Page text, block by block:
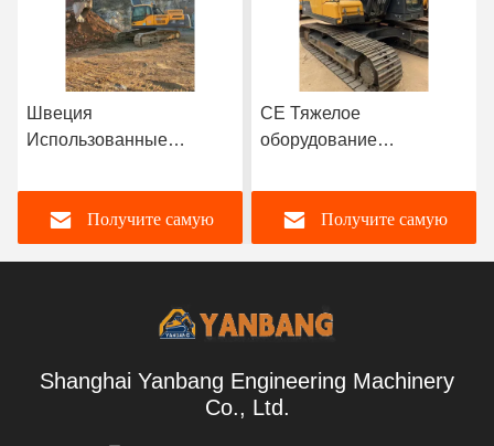
CE Тяжелое
оборудование
экскаваторы Volvo 20T
Ec 200 Volvo Digger
Получите самую
Ec300 30тонные
Эксплуатационные
Кассир Тяжелое
строительство
Эксплуатационный
Получите самую
Shanghai Yanbang Engineering Machinery
Co., Ltd.